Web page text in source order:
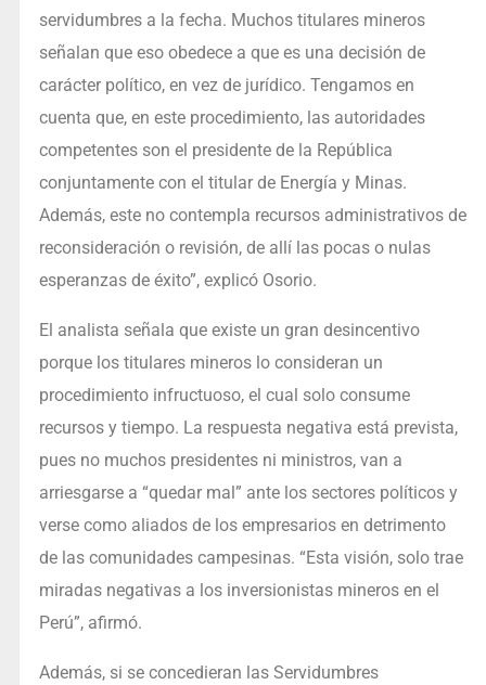
servidumbres a la fecha. Muchos titulares mineros
señalan que eso obedece a que es una decisión de
carácter político, en vez de jurídico. Tengamos en
cuenta que, en este procedimiento, las autoridades
competentes son el presidente de la República
conjuntamente con el titular de Energía y Minas.
Además, este no contempla recursos administrativos de
reconsideración o revisión, de allí las pocas o nulas
esperanzas de éxito”, explicó Osorio.
El analista señala que existe un gran desincentivo
porque los titulares mineros lo consideran un
procedimiento infructuoso, el cual solo consume
recursos y tiempo. La respuesta negativa está prevista,
pues no muchos presidentes ni ministros, van a
arriesgarse a “quedar mal” ante los sectores políticos y
verse como aliados de los empresarios en detrimento
de las comunidades campesinas. “Esta visión, solo trae
miradas negativas a los inversionistas mineros en el
Perú”, afirmó.
Además, si se concedieran las Servidumbres